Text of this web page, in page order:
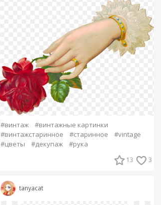
#винтаж
#винтажные картинки
#винтажстаринное
#старинное
#vintage
#цветы
#декупаж #рука
13 3
tanyacat